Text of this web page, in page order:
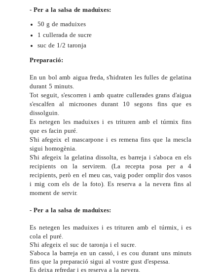
- Per a la salsa de maduixes:
50 g de maduixes
1 cullerada de sucre
suc de 1/2 taronja
Preparació:
En un bol amb aigua freda, s'hidraten les fulles de gelatina
durant 5 minuts.
Tot seguit, s'escorren i amb quatre cullerades grans d'aigua
s'escalfen al microones durant 10 segons fins que es
dissolguin.
Es netegen les maduixes i es trituren amb el túrmix fins
que es facin puré.
S'hi afegeix el mascarpone i es remena fins que la mescla
sigui homogènia.
S'hi afegeix la gelatina dissolta, es barreja i s'aboca en els
recipients on la servirem. (La recepta posa per a 4
recipients, però en el meu cas, vaig poder omplir dos vasos
i mig com els de la foto). Es reserva a la nevera fins al
moment de servir.
- Per a la salsa de maduixes:
Es netegen les maduixes i es trituren amb el túrmix, i es
cola el puré.
S'hi afegeix el suc de taronja i el sucre.
S'aboca la barreja en un cassó, i es cou durant uns minuts
fins que la preparació sigui al vostre gust d'espessa.
Es deixa refredar i es reserva a la nevera.